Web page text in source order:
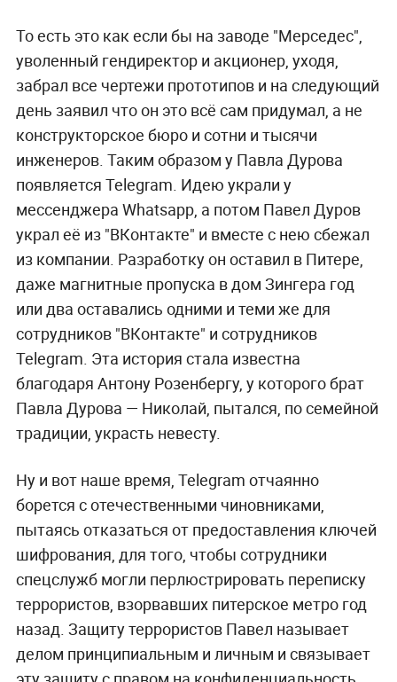
То есть это как если бы на заводе "Мерседес",
уволенный гендиректор и акционер, уходя,
забрал все чертежи прототипов и на следующий
день заявил что он это всё сам придумал, а не
конструкторское бюро и сотни и тысячи
инженеров. Таким образом у Павла Дурова
появляется Telegram. Идею украли у
мессенджера Whatsapp, а потом Павел Дуров
украл её из "ВКонтакте" и вместе с нею сбежал
из компании. Разработку он оставил в Питере,
даже магнитные пропуска в дом Зингера год
или два оставались одними и теми же для
сотрудников "ВКонтакте" и сотрудников
Telegram. Эта история стала известна
благодаря Антону Розенбергу, у которого брат
Павла Дурова — Николай, пытался, по семейной
традиции, украсть невесту.
Ну и вот наше время, Telegram отчаянно
борется с отечественными чиновниками,
пытаясь отказаться от предоставления ключей
шифрования, для того, чтобы сотрудники
спецслужб могли перлюстрировать переписку
террористов, взорвавших питерское метро год
назад. Защиту террористов Павел называет
делом принципиальным и личным и связывает